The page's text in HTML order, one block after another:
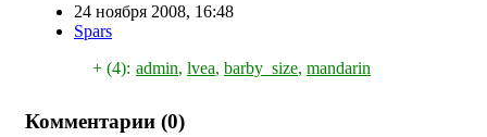
24 ноября 2008, 16:48
Spars
+ (4): admin, lvea, barby_size, mandarin
Комментарии (0)